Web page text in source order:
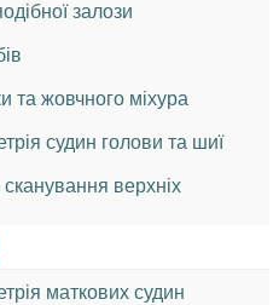
залози
та жовчного міхура
судин голови та шиї
верхніх
маткових судин